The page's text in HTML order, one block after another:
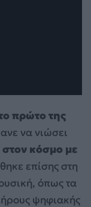
πρώτο της
να νιώσει
στον κόσμο με
επίσης στη
όπως τα
ψηφιακής